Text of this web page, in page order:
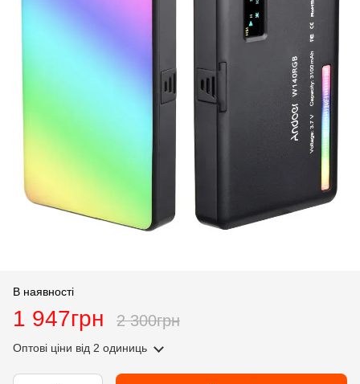
В наявності
1 947грн 2 300грн
Оптові ціни від 2 одиниць